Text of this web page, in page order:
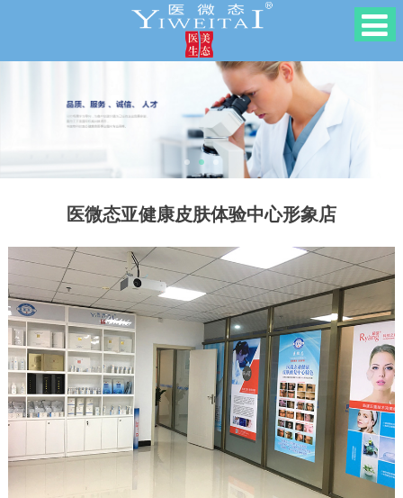
医微态亚健康皮肤体验中心形象店